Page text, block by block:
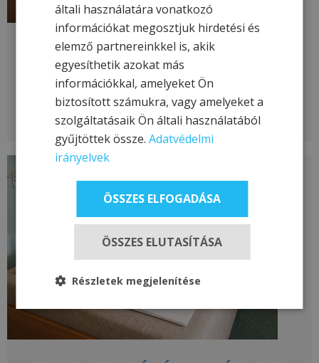
STANDARD KLÍMÁS FRANCIAÁGYAS
(3-5. EMELET)
TOVÁBB
általi használatára vonatkozó
információkat megosztjuk hirdetési és
elemző partnereinkkel is, akik
egyesíthetik azokat más
információkkal, amelyeket Ön
biztosított számukra, vagy amelyeket a
szolgáltatásaik Ön általi használatából
gyűjtöttek össze.Adatvédelmi
irányelvek
ÖSSZES ELFOGADÁSA
ÖSSZES ELUTASÍTÁSA
Részletek megjelenítése